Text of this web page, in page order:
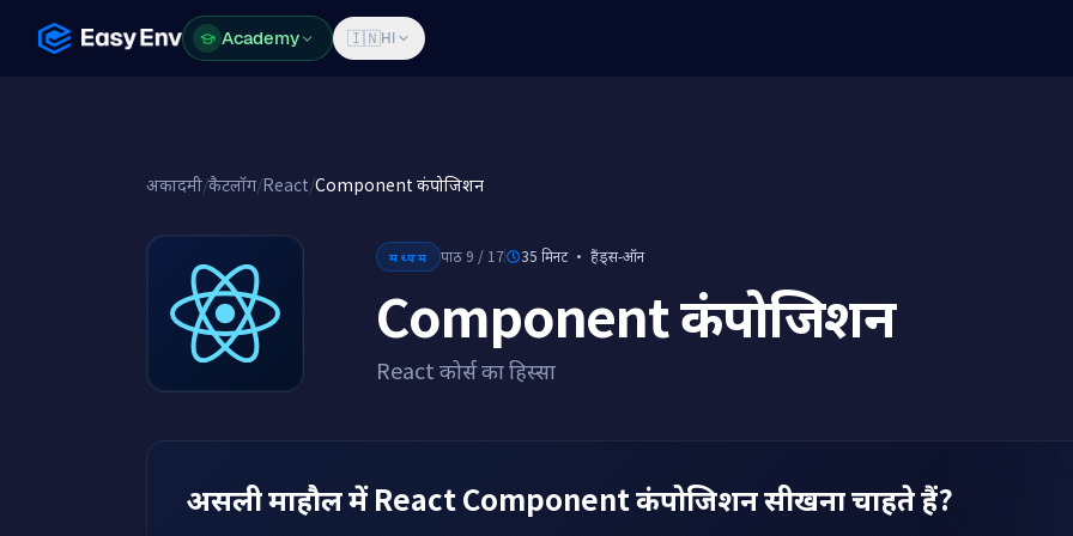
Academy
Academy 🇮🇳HI
अकादमी/कैटलॉग/React/Component कंपोजिशन
मध्यम पाठ 9 / 17 35 मिनट·हैंड्स-ऑन
Component कंपोजिशन
React कोर्स का हिस्सा
असली माहौल में React Component कंपोजिशन सीखना चाहते हैं?